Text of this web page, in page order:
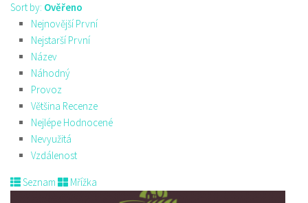
Sort by: Ověřeno
Nejnovější První
Nejstarší První
Název
Náhodný
Provoz
Většina Recenze
Nejlépe Hodnocené
Nevyužitá
Vzdálenost
Seznam Mřížka